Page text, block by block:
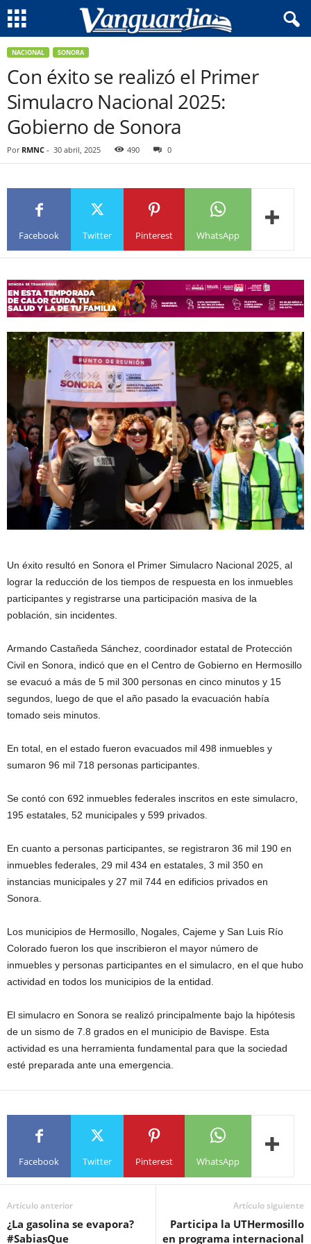
NACIONAL SONORA
Con éxito se realizó el Primer
Simulacro Nacional 2025:
Gobierno de Sonora
Por RMNC - 30 abril, 2025 490 0
Facebook Twitter Pinterest WhatsApp
Un éxito resultó en Sonora el Primer Simulacro Nacional 2025, al
lograr la reducción de los tiempos de respuesta en los inmuebles
participantes y registrarse una participación masiva de la
población, sin incidentes.
Armando Castañeda Sánchez, coordinador estatal de Protección
Civil en Sonora, indicó que en el Centro de Gobierno en Hermosillo
se evacuó a más de 5 mil 300 personas en cinco minutos y 15
segundos, luego de que el año pasado la evacuación había
tomado seis minutos.
En total, en el estado fueron evacuados mil 498 inmuebles y
sumaron 96 mil 718 personas participantes.
Se contó con 692 inmuebles federales inscritos en este simulacro,
195 estatales, 52 municipales y 599 privados.
En cuanto a personas participantes, se registraron 36 mil 190 en
inmuebles federales, 29 mil 434 en estatales, 3 mil 350 en
instancias municipales y 27 mil 744 en edificios privados en
Sonora.
Los municipios de Hermosillo, Nogales, Cajeme y San Luis Río
Colorado fueron los que inscribieron el mayor número de
inmuebles y personas participantes en el simulacro, en el que hubo
actividad en todos los municipios de la entidad.
El simulacro en Sonora se realizó principalmente bajo la hipótesis
de un sismo de 7.8 grados en el municipio de Bavispe. Esta
actividad es una herramienta fundamental para que la sociedad
esté preparada ante una emergencia.
Facebook Twitter Pinterest WhatsApp
Artículo anterior
¿La gasolina se evapora?
#SabiasQue
Artículo siguiente
Participa la UTHermosillo
en programa internacional